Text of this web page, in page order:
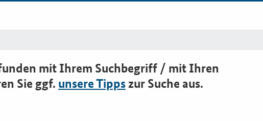
mit Ihrem Suchbegriff / mit Ihren
Sie ggf. unsere Tippszur Suche aus.